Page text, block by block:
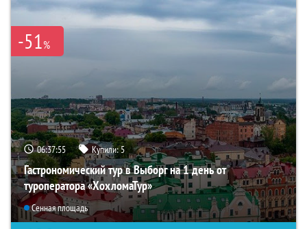
-51%
06:37:53 Купили:5
Гастрономический тур в Выборг на 1 день от
туроператора «ХохломаТур»
Сенная площадь